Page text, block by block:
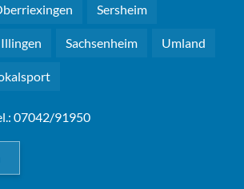
Sersheim
Illingen Sachsenheim Umland
07042/91950